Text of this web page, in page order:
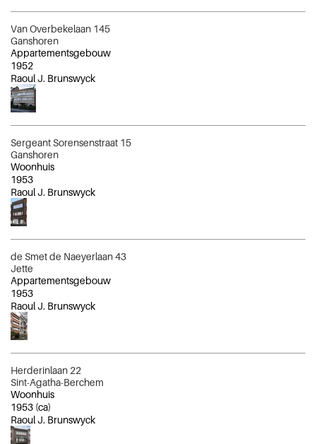
Van Overbekelaan 145
Ganshoren
Appartementsgebouw
1952
Raoul J. Brunswyck
Sergeant Sorensenstraat 15
Ganshoren
Woonhuis
1953
Raoul J. Brunswyck
de Smet de Naeyerlaan 43
Jette
Appartementsgebouw
1953
Raoul J. Brunswyck
Herderinlaan 22
Sint-Agatha-Berchem
Woonhuis
1953 (ca)
Raoul J. Brunswyck